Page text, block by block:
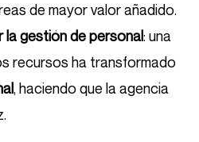
de mayor valor añadido.
la gestión de personal: una
recursos ha transformado
, haciendo que la agencia